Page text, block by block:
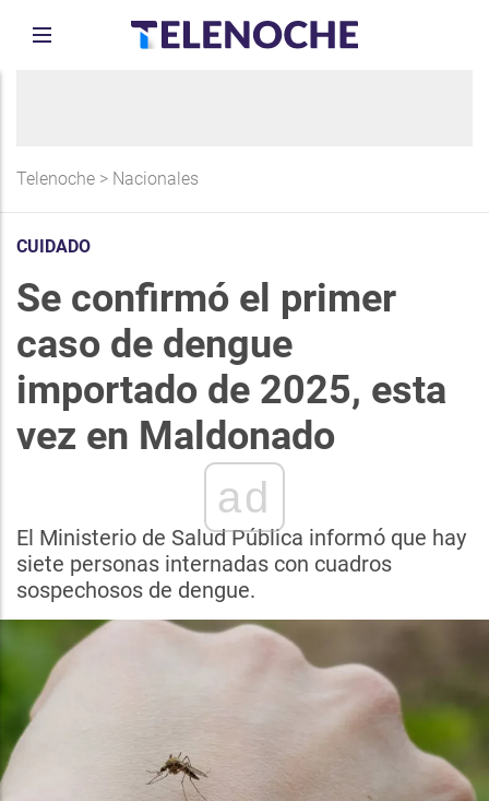
Telenoche > Nacionales
CUIDADO
Se confirmó el primer
caso de dengue
importado de 2025, esta
vez en Maldonado
ad
El Ministerio de Salud Pública informó que hay
siete personas internadas con cuadros
sospechosos de dengue.